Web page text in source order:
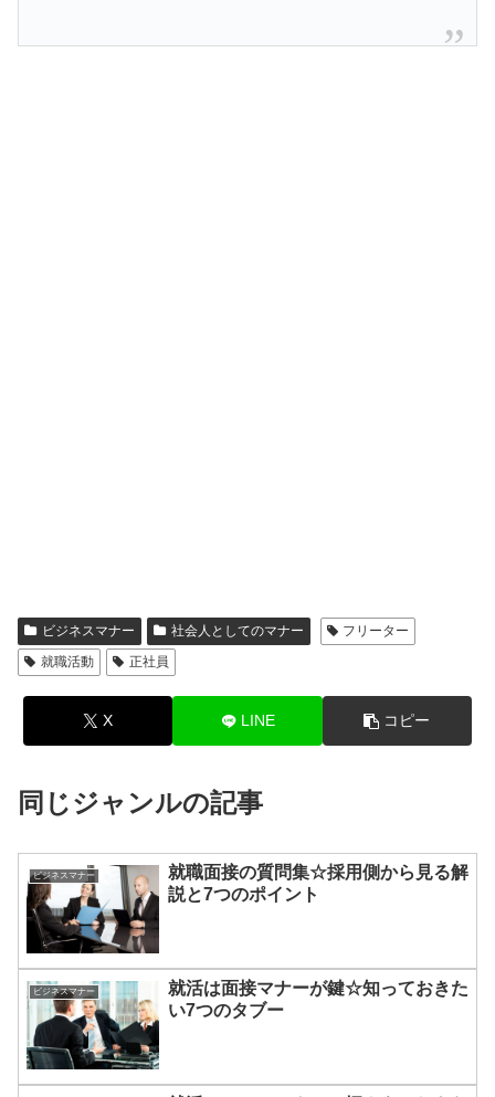
ビジネスマナー 社会人としてのマナー
フリーター
就職活動
正社員
X LINE コピー
同じジャンルの記事
ビジネスマナー
就職面接の質問集☆採用側から見る解
説と7つのポイント
ビジネスマナー
就活は面接マナーが鍵☆知っておきた
い7つのタブー